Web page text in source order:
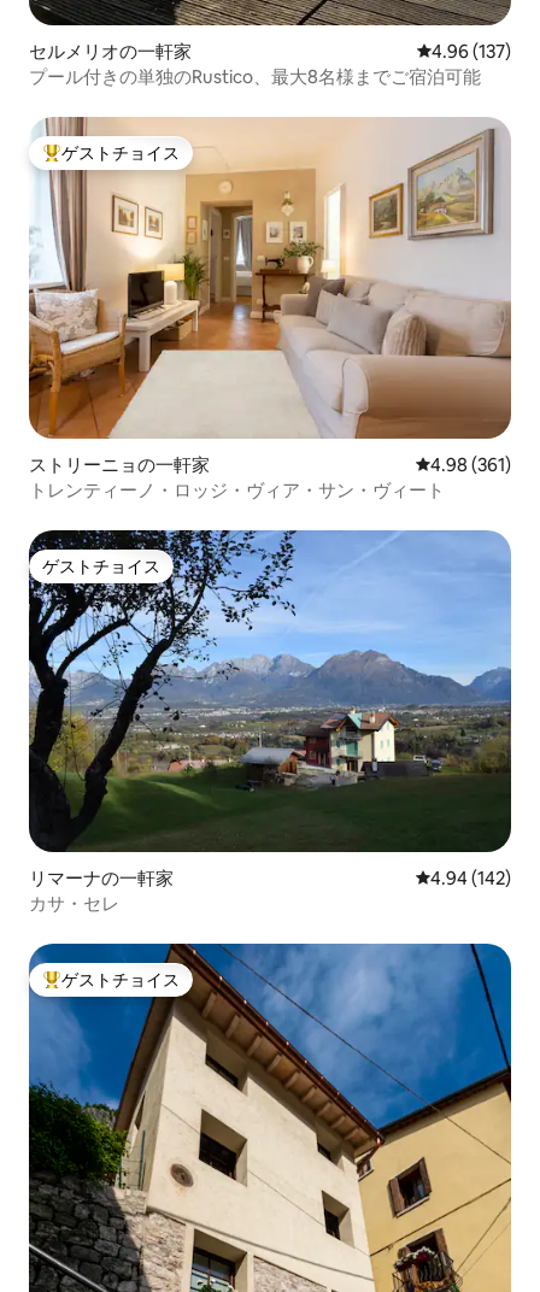
セルメリオの一軒家 レビュー137
4.96 (137)
プール付きの単独のRustico、最大8名様までご宿泊可能
大好評のゲストチョイスです。
ゲストチョイス
ストリーニョの一軒家 レビュー361
4.98 (361)
トレンティーノ・ロッジ・ヴィア・サン・ヴィート
ゲストチョイス
ゲストチョイス
リマーナの一軒家 レビュー142
4.94 (142)
カサ・セレ
大好評のゲストチョイスです。
ゲストチョイス